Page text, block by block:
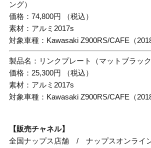
ング）
価格：74,800円 （税込）
素材：アルミ2017s
対象車種：Kawasaki Z900RS/CAFE（
製品名：リンクプレート（マットブラッ
価格：25,300円 （税込）
素材：アルミ2017s
対象車種：Kawasaki Z900RS/CAFE（
【販売チャネル】
全国ナップス店舗 / ナップスオンライ